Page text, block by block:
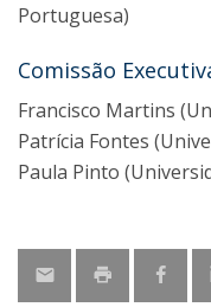
Portuguesa)
Comissão
Francisco Martins
Patrícia Fontes
Paula Pinto